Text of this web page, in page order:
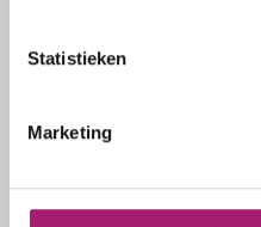
Statistieken
Marketing
6662 NC Elst GLD